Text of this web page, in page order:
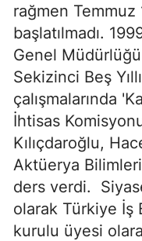
rağmen
başlatılmadı.
Genel
Sekizinci Beş
çalışmalarında
İhtisas
Kılıçdaroğlu,
Aktüerya
ders verdi.
olarak Türkiye İş
kurulu üyesi